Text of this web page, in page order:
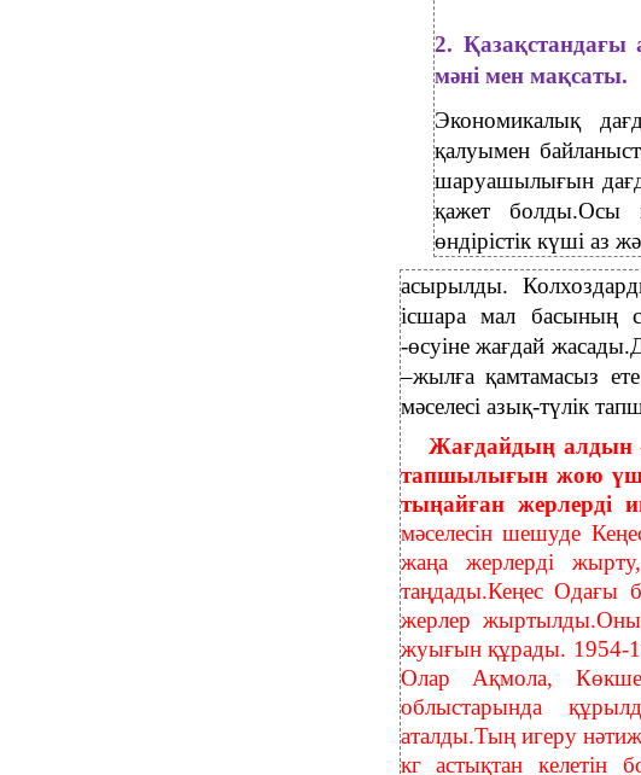
2.
мәні мен мақсаты.
Экономикалық
қалуымен
шаруашылығын
қажет болды.Осы
өндірістік күші аз
асырылды.
ісшара мал басының
-өсуіне жағдай
–жылға қамтамасыз
мәселесі азық-түлік
Жағдайдың алдын
тапшылығын жою
тыңайған жерлерді
мәселесін шешуде
жаңа жерлерді
таңдады.Кеңес Одағы
жерлер
жуығын құрады. 1954-
Олар Ақмола,
облыстарында
аталды.Тың игеру
кг астықтан келетін